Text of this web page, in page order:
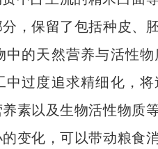
，保留了包括种皮、
中的天然营养与活性
中过度追求精细化，
素以及生物活性物质
变化，可以带动粮食